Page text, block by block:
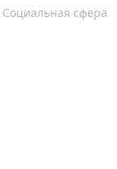
Социальная сфера